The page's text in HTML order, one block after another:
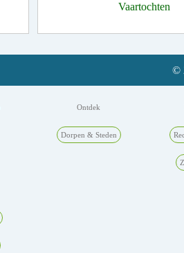
Vaartochten
©
Ontdek
Dorpen & Steden